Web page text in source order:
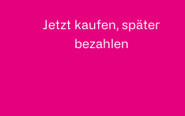
Jetzt kaufen, später
bezahlen